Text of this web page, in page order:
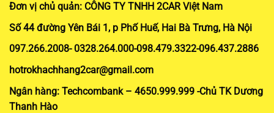
Đơn vị chủ quản: CÔNG TY TNHH 2CAR Việt Nam
Số 44 đường Yên Bái 1, p Phố Huế, Hai Bà Trưng, Hà Nội
097.266.2008- 0328.264.000-098.479.3322-096.437.2886
hotrokhachhang2car@gmail.com
Ngân hàng: Techcombank – 4650.999.999 -Chủ TK Dương
Thanh Hào